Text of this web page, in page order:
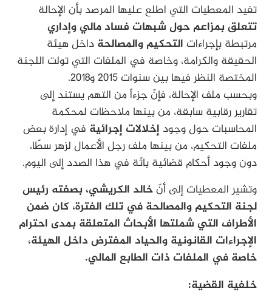
تفيد المعطيات التي اطلع عليها المرصد بأن الإحالة
تتعلق بمزاعم حول شبهات فساد مالي وإداري
مرتبطة بإجراءات التحكيم والمصالحة داخل هيئة
الحقيقة والكرامة، وخاصة في الملفات التي تولت اللجنة
المختصة النظر فيها بين سنوات 2015 و2018.
وبحسب ملف الإحالة، فإنّ جزءاً من التهم يستند إلى
تقارير رقابية سابقة، من بينها ملاحظات لمحكمة
المحاسبات حول وجود إخلالات إجرائية في إدارة بعض
ملفات التحكيم، من بينها ملف رجل الأعمال لزهر سطّا،
دون وجود أحكام قضائية باتّة في هذا الصدد إلى اليوم.
وتشير المعطيات إلى أنّخالد الكريشي، بصفته رئيس
لجنة التحكيم والمصالحة في تلك الفترة، كان ضمن
الأطراف التي شملتها الأبحاث المتعلقة بمدى احترام
الإجراءات القانونية والحياد المفترض داخل الهيئة،
خاصة في الملفات ذات الطابع المالي.
خلفية القضية: